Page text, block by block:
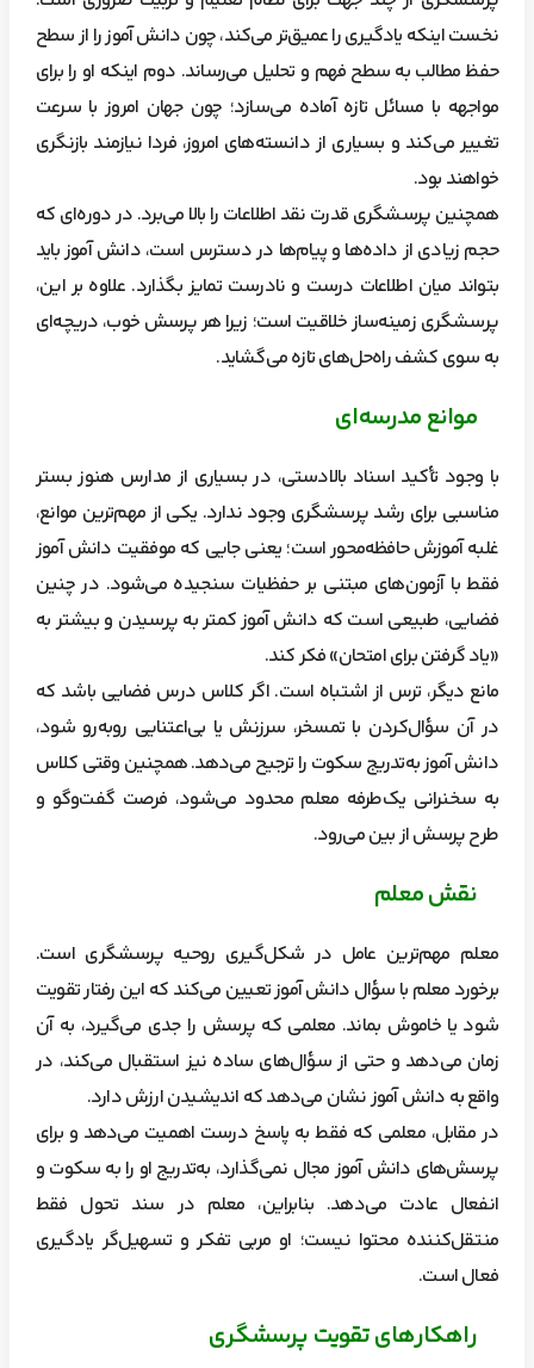
نخست اینکه یادگیری را عمیق‌تر می‌کند، چون دانش آموز را از سطح
حفظ مطالب به سطح فهم و تحلیل می‌رساند. دوم اینکه او را برای
مواجهه با مسائل تازه آماده می‌سازد؛ چون جهان امروز با سرعت
تغییر می‌کند و بسیاری از دانسته‌های امروز، فردا نیازمند بازنگری
خواهند بود.
همچنین پرسشگری قدرت نقد اطلاعات را بالا می‌برد. در دوره‌ای که
حجم زیادی از داده‌ها و پیام‌ها در دسترس است، دانش آموز باید
بتواند میان اطلاعات درست و نادرست تمایز بگذارد. علاوه بر این،
پرسشگری زمینه‌ساز خلاقیت است؛ زیرا هر پرسش خوب، دریچه‌ای
به سوی کشف راه‌حل‌های تازه می‌گشاید.
موانع مدرسه‌ای
با وجود تأکید اسناد بالادستی، در بسیاری از مدارس هنوز بستر
مناسبی برای رشد پرسشگری وجود ندارد. یکی از مهم‌ترین موانع،
غلبه آموزش حافظه‌محور است؛ یعنی جایی که موفقیت دانش آموز
فقط با آزمون‌های مبتنی بر حفظیات سنجیده می‌شود. در چنین
فضایی، طبیعی است که دانش آموز کمتر به پرسیدن و بیشتر به
«یاد گرفتن برای امتحان» فکر کند.
مانع دیگر، ترس از اشتباه است. اگر کلاس درس فضایی باشد که
در آن سؤال‌کردن با تمسخر، سرزنش یا بی‌اعتنایی روبه‌رو شود،
دانش آموز به‌تدریج سکوت را ترجیح می‌دهد. همچنین وقتی کلاس
به سخنرانی یک‌طرفه معلم محدود می‌شود، فرصت گفت‌وگو و
طرح پرسش از بین می‌رود.
نقش معلم
معلم مهم‌ترین عامل در شکل‌گیری روحیه پرسشگری است.
برخورد معلم با سؤال دانش آموز تعیین می‌کند که این رفتار تقویت
شود یا خاموش بماند. معلمی که پرسش را جدی می‌گیرد، به آن
زمان می‌دهد و حتی از سؤال‌های ساده نیز استقبال می‌کند، در
واقع به دانش آموز نشان می‌دهد که اندیشیدن ارزش دارد.
در مقابل، معلمی که فقط به پاسخ درست اهمیت می‌دهد و برای
پرسش‌های دانش آموز مجال نمی‌گذارد، به‌تدریج او را به سکوت و
انفعال عادت می‌دهد. بنابراین، معلم در سند تحول فقط
منتقل‌کننده محتوا نیست؛ او مربی تفکر و تسهیل‌گر یادگیری
فعال است.
راهکارهای تقویت پرسشگری